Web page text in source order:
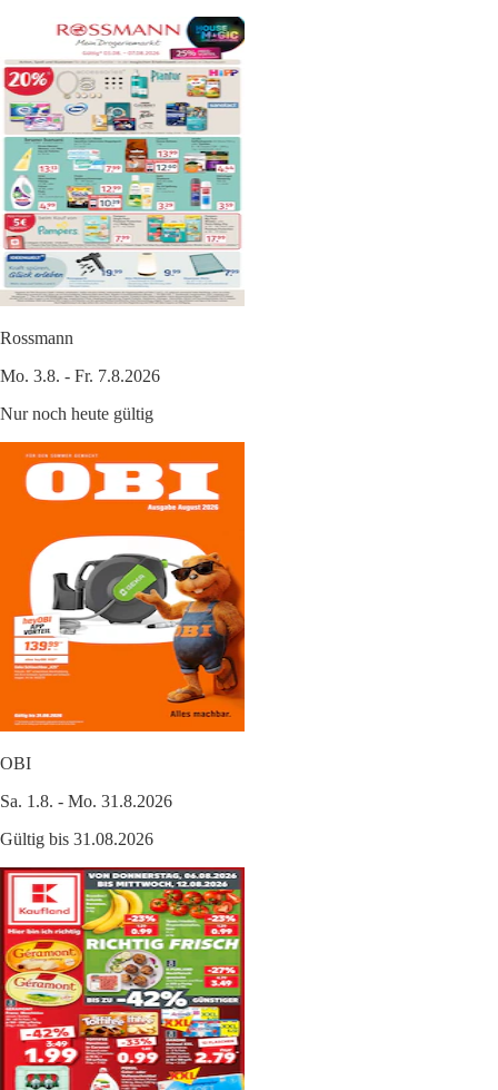
Rossmann
Mo. 3.8. - Fr. 7.8.2026
Nur noch heute gültig
OBI
Sa. 1.8. - Mo. 31.8.2026
Gültig bis 31.08.2026